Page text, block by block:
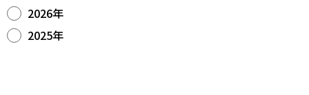
2026年
2025年